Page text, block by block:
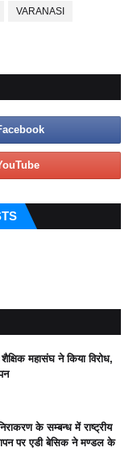
VARANASI
शैक्षिक महासंघ ने किया विरोध,
के सम्बन्ध में राष्ट्रीय
पर एडी बेसिक ने मण्डल के